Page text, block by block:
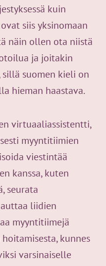
kuin
siis yksinomaan
näin ollen ota niistä
ja joitakin
suomen kieli on
hieman haastava.
virtuaaliassistentti,
myyntitiimien
viestintää
kanssa, kuten
seurata
liidien
myyntitiimejä
kunnes
varsinaiselle